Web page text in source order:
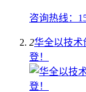
咨询热线：
2华全以技术
登！